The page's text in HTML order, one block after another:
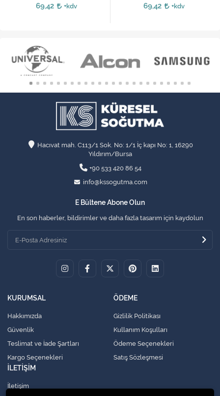
69,42 +kdv 69,42 +kdv
Hacıvat mah. C113/1 Sok. No: 1/1 İç kapı No: 1, 16290
Yıldırım/Bursa
+90 533 420 86 54
info@kssogutma.com
E Bültene Abone Olun
En son haberler, bildirimler ve daha fazla tasarım için kaydolun
KURUMSAL
Hakkımızda
Güvenlik
Teslimat ve İade Şartları
Kargo Seçenekleri
ÖDEME
Gizlilik Politikası
Kullanım Koşulları
Ödeme Seçenekleri
Satış Sözleşmesi
İLETİŞİM
İletişim